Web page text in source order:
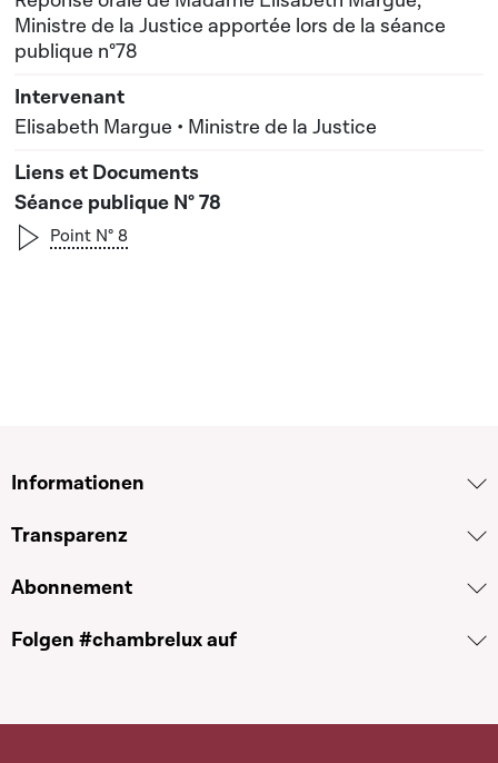
Ministre de la Justice apportée lors de la séance
publique n°78
Elisabeth Margue • Ministre de la Justice
Séance publique N° 78
Point N° 8
Informationen
Transparenz
Abonnement
Folgen #chambrelux auf